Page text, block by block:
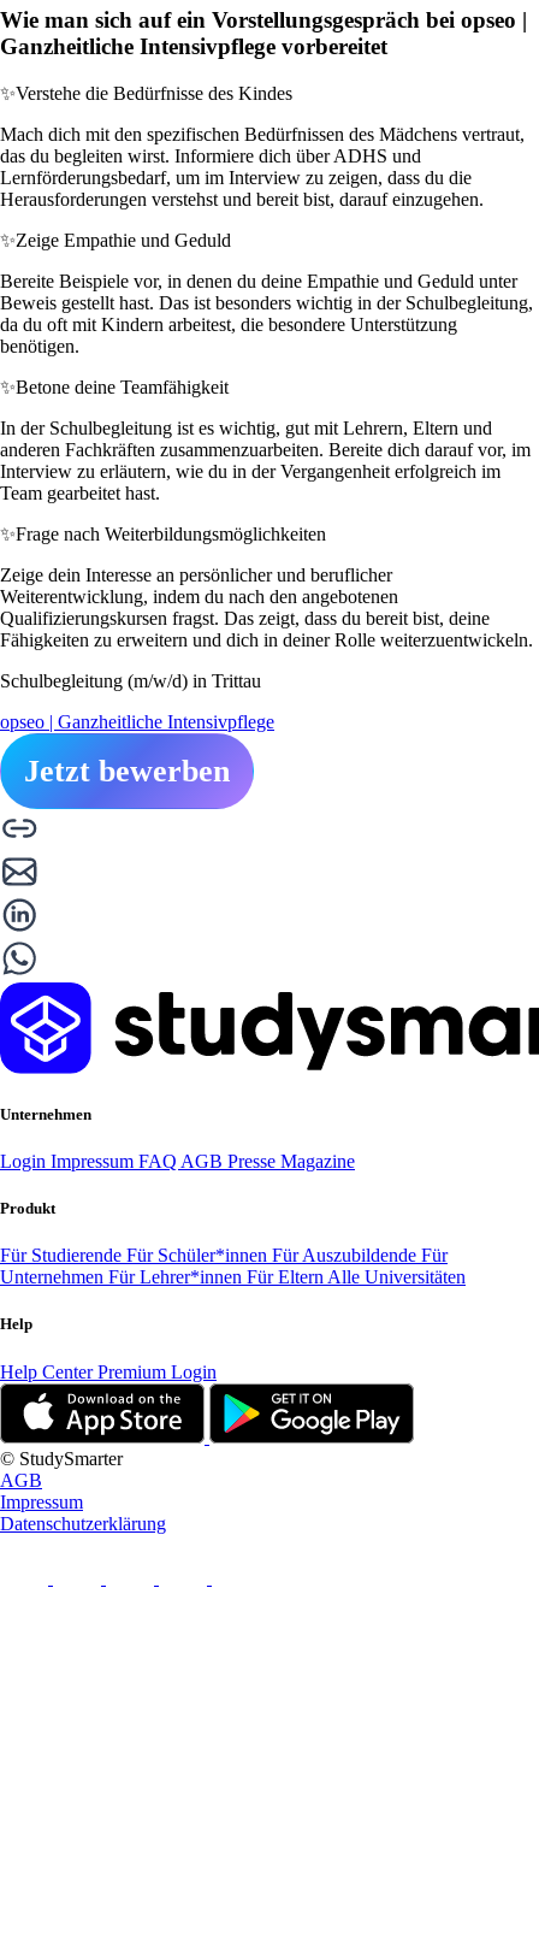
Wie man sich auf ein Vorstellungsgespräch bei opseo |
Ganzheitliche Intensivpflege vorbereitet
✨Verstehe die Bedürfnisse des Kindes
Mach dich mit den spezifischen Bedürfnissen des Mädchens vertraut,
das du begleiten wirst. Informiere dich über ADHS und
Lernförderungsbedarf, um im Interview zu zeigen, dass du die
Herausforderungen verstehst und bereit bist, darauf einzugehen.
✨Zeige Empathie und Geduld
Bereite Beispiele vor, in denen du deine Empathie und Geduld unter
Beweis gestellt hast. Das ist besonders wichtig in der Schulbegleitung,
da du oft mit Kindern arbeitest, die besondere Unterstützung
benötigen.
✨Betone deine Teamfähigkeit
In der Schulbegleitung ist es wichtig, gut mit Lehrern, Eltern und
anderen Fachkräften zusammenzuarbeiten. Bereite dich darauf vor, im
Interview zu erläutern, wie du in der Vergangenheit erfolgreich im
Team gearbeitet hast.
✨Frage nach Weiterbildungsmöglichkeiten
Zeige dein Interesse an persönlicher und beruflicher
Weiterentwicklung, indem du nach den angebotenen
Qualifizierungskursen fragst. Das zeigt, dass du bereit bist, deine
Fähigkeiten zu erweitern und dich in deiner Rolle weiterzuentwickeln.
Schulbegleitung (m/w/d) in Trittau
opseo | Ganzheitliche Intensivpflege
Jetzt bewerben
Unternehmen
Login Impressum FAQ AGB Presse Magazine
Produkt
Für Studierende Für Schüler*innen Für Auszubildende Für
Unternehmen Für Lehrer*innen Für Eltern Alle Universitäten
Help
Help CenterPremium Login
© StudySmarter
AGB
Impressum
Datenschutzerklärung